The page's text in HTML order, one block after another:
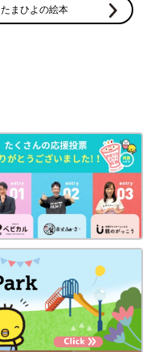
たまひよの絵本